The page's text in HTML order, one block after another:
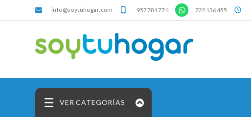
info@soytuhogar.com  957784774 ' 722136455 query_builder
VER CATEGORÍAS